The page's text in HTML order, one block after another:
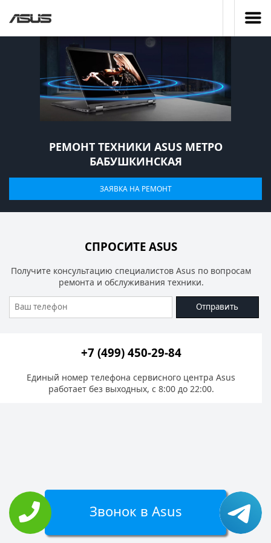
РЕМОНТ ТЕХНИКИ ASUS МЕТРО
БАБУШКИНСКАЯ
ЗАЯВКА НА РЕМОНТ
СПРОСИТЕ ASUS
Получите консультацию специалистов Asus по вопросам
ремонта и обслуживания техники.
Отправить
+7 (499) 450-29-84
Единый номер телефона сервисного центра Asus
работает без выходных, с 8:00 до 22:00.
Звонок в Asus